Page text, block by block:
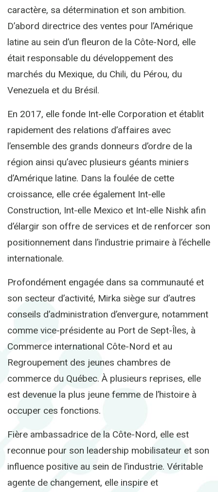
caractère, sa détermination et son ambition.
D’abord directrice des ventes pour l’Amérique
latine au sein d’un fleuron de la Côte-Nord, elle
était responsable du développement des
marchés du Mexique, du Chili, du Pérou, du
Venezuela et du Brésil.
En 2017, elle fonde Int-elle Corporation et établit
rapidement des relations d’affaires avec
l’ensemble des grands donneurs d’ordre de la
région ainsi qu’avec plusieurs géants miniers
d’Amérique latine. Dans la foulée de cette
croissance, elle crée également Int-elle
Construction, Int-elle Mexico et Int-elle Nishk afin
d’élargir son offre de services et de renforcer son
positionnement dans l’industrie primaire à l’échelle
internationale.
Profondément engagée dans sa communauté et
son secteur d’activité, Mirka siège sur d’autres
conseils d’administration d’envergure, notamment
comme vice-présidente au Port de Sept-Îles, à
Commerce international Côte-Nord et au
Regroupement des jeunes chambres de
commerce du Québec. À plusieurs reprises, elle
est devenue la plus jeune femme de l’histoire à
occuper ces fonctions.
Fière ambassadrice de la Côte-Nord, elle est
reconnue pour son leadership mobilisateur et son
influence positive au sein de l’industrie. Véritable
agente de changement, elle inspire et